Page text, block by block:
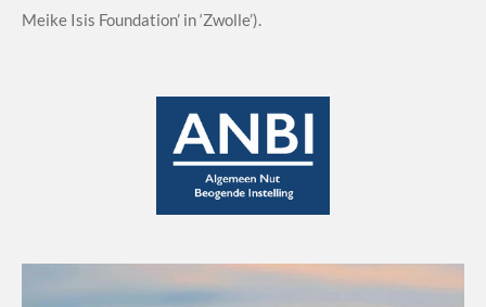
Meike Isis Foundation’ in ‘Zwolle’).